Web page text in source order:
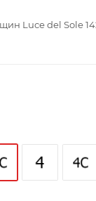
Luce del Sole